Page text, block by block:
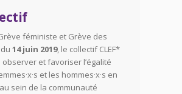
féministe et Grève des
14 juin 2019, le collectif CLEF*
observer et favoriser l’égalité
·x·s et les hommes·x·s en
sein de la communauté